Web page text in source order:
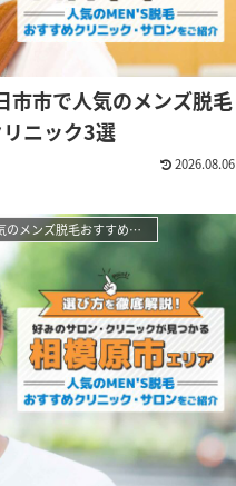
市市で人気のメンズ脱毛
ニック3選
2026.08.06
【2026年最新】市区町村で人気のメンズ脱毛おすすめサロン・クリニック